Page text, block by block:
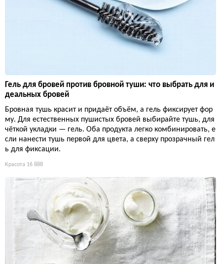
Гель для бровей против бровной туши: что выбрать для и
деальных бровей
Бровная тушь красит и придаёт объём, а гель фиксирует фор
му. Для естественных пушистых бровей выбирайте тушь, для
чёткой укладки — гель. Оба продукта легко комбинировать, е
сли нанести тушь первой для цвета, а сверху прозрачный гел
ь для фиксации.
Красота 16 888